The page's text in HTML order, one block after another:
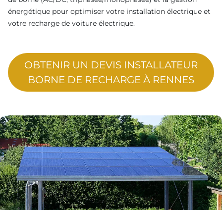
énergétique pour optimiser votre installation électrique et
votre recharge de voiture électrique.
OBTENIR UN DEVIS INSTALLATEUR
BORNE DE RECHARGE À RENNES